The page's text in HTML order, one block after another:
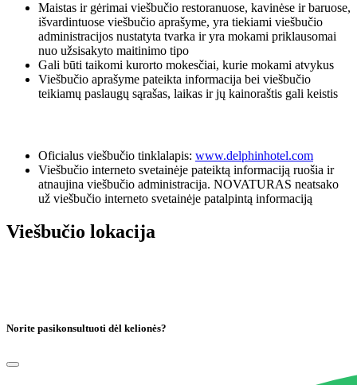
Maistas ir gėrimai viešbučio restoranuose, kavinėse ir baruose,
išvardintuose viešbučio aprašyme, yra tiekiami viešbučio
administracijos nustatyta tvarka ir yra mokami priklausomai
nuo užsisakyto maitinimo tipo
Gali būti taikomi kurorto mokesčiai, kurie mokami atvykus
Viešbučio aprašyme pateikta informacija bei viešbučio
teikiamų paslaugų sąrašas, laikas ir jų kainoraštis gali keistis
Oficialus viešbučio tinklalapis: www.delphinhotel.com
Viešbučio interneto svetainėje pateiktą informaciją ruošia ir
atnaujina viešbučio administracija. NOVATURAS neatsako
už viešbučio interneto svetainėje patalpintą informaciją
Viešbučio lokacija
Norite pasikonsultuoti dėl kelionės?